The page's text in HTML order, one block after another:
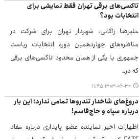
تاکسی‌های برقی تهران فقط نمایشی برای
انتخابات بود؟
علیرضا زاکانی، شهردار تهران برای شرکت در
مناظره‌های چهاردهمین دوره انتخابات ریاست
جمهوری با یکی از همان محدود تاکسی‌های برقی
که در…
۱۴۰۳-۰۶-۳۰ ۱۱:۴۵
دروغ‌های شاخدار تندروها تمامی ندارد؛ این بار
درباره سپاه و حاج‌قاسم!
اظهارات اخیر نماینده عضو پایداری درباره مفاد